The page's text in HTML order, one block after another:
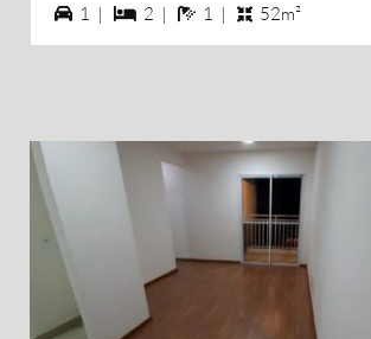
1 vagas na garagem
1 | 2 dormiórios
2 | 1 banheiros
1 | 52m²